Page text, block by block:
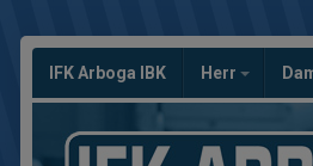
IFK Arboga IBK Herr